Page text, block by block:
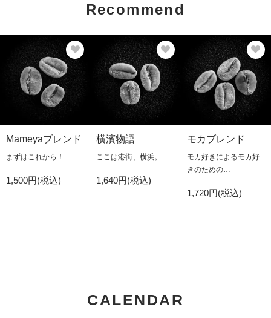
Recommend
Mameyaブレンド
まずはこれから！
1,500円(税込)
横濱物語
ここは港街、横浜。
1,640円(税込)
モカブレンド
モカ好きによるモカ好
きのための…
1,720円(税込)
CALENDAR